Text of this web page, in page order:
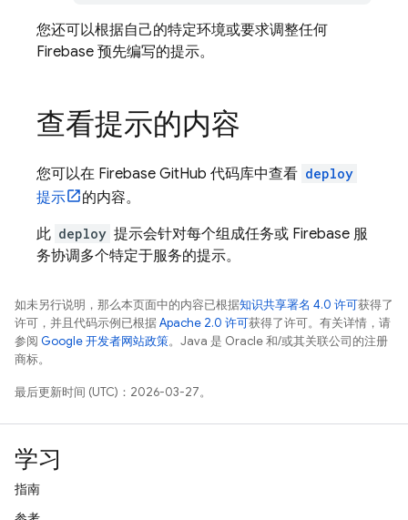
您还可以根据自己的特定环境或要求调整任何
Firebase 预先编写的提示。
查看提示的内容
您可以在 Firebase GitHub 代码库中查看 deploy
提示
的内容。
此 deploy 提示会针对每个组成任务或 Firebase 服
务协调多个特定于服务的提示。
如未另行说明，那么本页面中的内容已根据知识共享署名 4.0 许可获得了
许可，并且代码示例已根据Apache 2.0 许可获得了许可。有关详情，请
参阅 Google 开发者网站政策。Java 是 Oracle 和/或其关联公司的注册
商标。
最后更新时间 (UTC)：2026-03-27。
学习
指南